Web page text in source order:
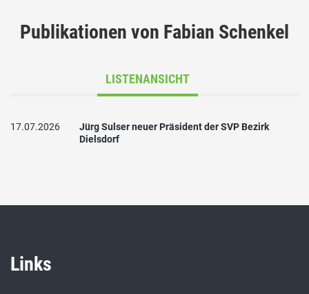
Publikationen von Fabian Schenkel
LISTENANSICHT
17.07.2026
Jürg Sulser neuer Präsident der SVP Bezirk
Dielsdorf
Links